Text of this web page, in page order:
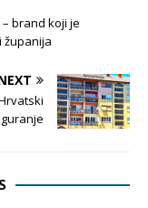
brand koji je
županija